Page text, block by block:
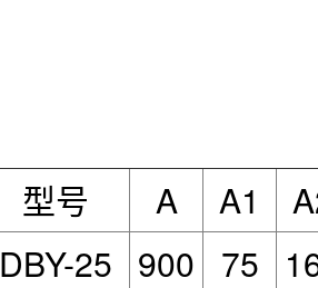
型号 A A1
DBY-25 900 75